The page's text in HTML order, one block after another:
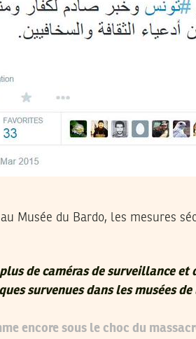
au Musée du Bardo, les mesures
de caméras de surveillance et
survenues dans les musées de
encore sous le choc du